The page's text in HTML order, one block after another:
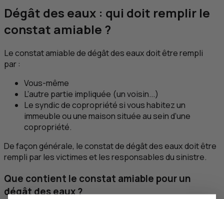
Dégât des eaux : qui doit remplir le
constat amiable ?
Le constat amiable de dégât des eaux doit être rempli
par :
Vous-même
L’autre partie impliquée (un voisin...)
Le syndic de copropriété si vous habitez un
immeuble ou une maison située au sein d’une
copropriété.
De façon générale, le constat de dégât des eaux doit être
rempli par les victimes et les responsables du sinistre.
Que contient le constat amiable pour un
dégât des eaux ?